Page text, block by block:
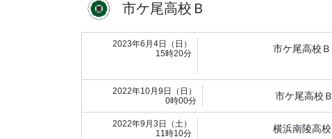
市ケ尾高校Ｂ
2023年6月4日（日）
15時20分
市ケ尾高校Ｂ
2022年10月9日（日）
0時00分
市ケ尾高校Ｂ
2022年9月3日（土）
11時10分
横浜南陵高校